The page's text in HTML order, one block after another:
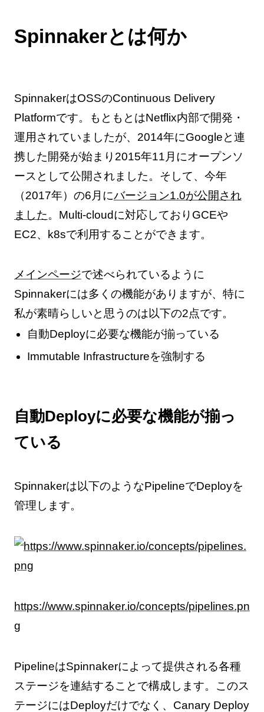
Spinnakerとは何か
SpinnakerはOSSのContinuous Delivery
Platformです。もともとはNetflix内部で開発・
運用されていましたが、2014年にGoogleと連
携した開発が始まり2015年11月にオープンソ
ースとして公開されました。そして、今年
（2017年）の6月にバージョン1.0が公開され
ました。Multi-cloudに対応しておりGCEや
EC2、k8sで利用することができます。
メインページで述べられているように
Spinnakerには多くの機能がありますが、特に
私が素晴らしいと思うのは以下の2点です。
自動Deployに必要な機能が揃っている
Immutable Infrastructureを強制する
自動Deployに必要な機能が揃っ
ている
Spinnakerは以下のようなPipelineでDeployを
管理します。
https://www.spinnaker.io/concepts/pipelines.pn
g
PipelineはSpinnakerによって提供される各種
ステージを連結することで構成します。このス
テージにはDeployだけでなく、Canary Deploy